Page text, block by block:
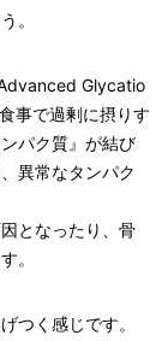
。
Glycatio
事で過剰に摂りす
パク質』が結び
異常なタンパク
となったり、骨
。
つく感じです。